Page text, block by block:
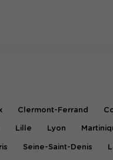
Clermont-Ferrand
Lille Lyon
Seine-Saint-Denis